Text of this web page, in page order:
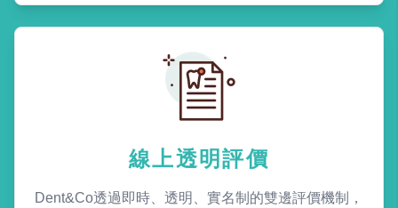
線上透明評價
Dent&Co透過即時、透明、實名制的雙邊評價機制，